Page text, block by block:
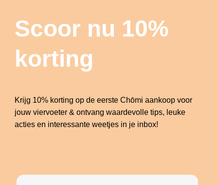
Scoor nu 10%
korting
Krijg 10% korting op de eerste Chōmi aankoop voor
jouw viervoeter & ontvang waardevolle tips, leuke
acties en interessante weetjes in je inbox!